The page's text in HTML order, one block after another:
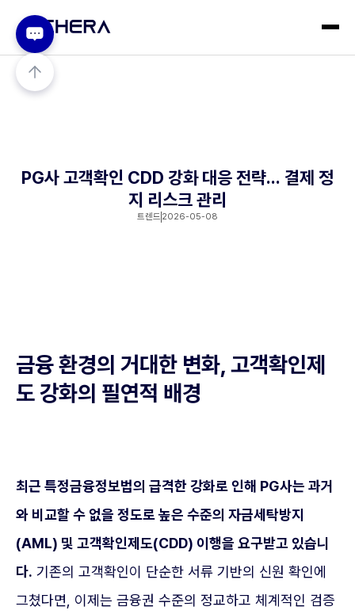
PG사 고객확인 CDD 강화 대응 전략... 결제 정
지 리스크 관리
트렌드 2026-05-08
금융 환경의 거대한 변화, 고객확인제
도 강화의 필연적 배경
최근 특정금융정보법의 급격한 강화로 인해 PG사는 과거
와 비교할 수 없을 정도로 높은 수준의 자금세탁방지
(AML) 및 고객확인제도(CDD) 이행을 요구받고 있습니
다. 기존의 고객확인이 단순한 서류 기반의 신원 확인에
그쳤다면, 이제는 금융권 수준의 정교하고 체계적인 검증